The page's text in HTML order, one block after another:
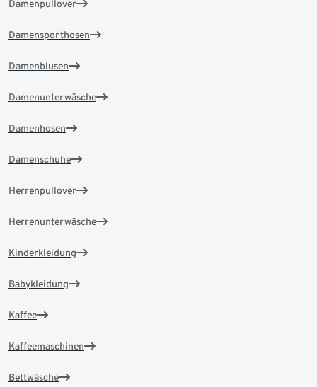
Damenpullover
Damensporthosen
Damenblusen
Damenunterwäsche
Damenhosen
Damenschuhe
Herrenpullover
Herrenunterwäsche
Kinderkleidung
Babykleidung
Kaffee
Kaffeemaschinen
Bettwäsche